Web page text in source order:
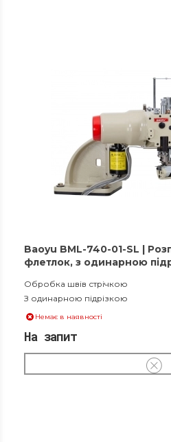
Baoyu BML-740-01-SL |
флетлок, з одинарною
Обробка швів стрічкою
З одинарною підрізкою
Немає в наявності
На запит